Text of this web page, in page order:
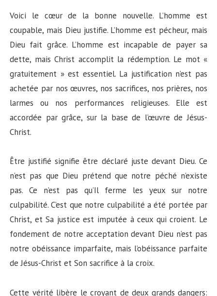
Voici le cœur de la bonne nouvelle. L’homme est
coupable, mais Dieu justifie. L’homme est pécheur, mais
Dieu fait grâce. L’homme est incapable de payer sa
dette, mais Christ accomplit la rédemption. Le mot «
gratuitement » est essentiel. La justification n’est pas
achetée par nos œuvres, nos sacrifices, nos prières, nos
larmes ou nos performances religieuses. Elle est
accordée par grâce, sur la base de l’œuvre de Jésus-
Christ.
Être justifié signifie être déclaré juste devant Dieu. Ce
n’est pas que Dieu prétend que notre péché n’existe
pas. Ce n’est pas qu’Il ferme les yeux sur notre
culpabilité. C’est que notre culpabilité a été portée par
Christ, et Sa justice est imputée à ceux qui croient. Le
fondement de notre acceptation devant Dieu n’est pas
notre obéissance imparfaite, mais l’obéissance parfaite
de Jésus-Christ et Son sacrifice à la croix.
Cette vérité libère le croyant de deux grands dangers: